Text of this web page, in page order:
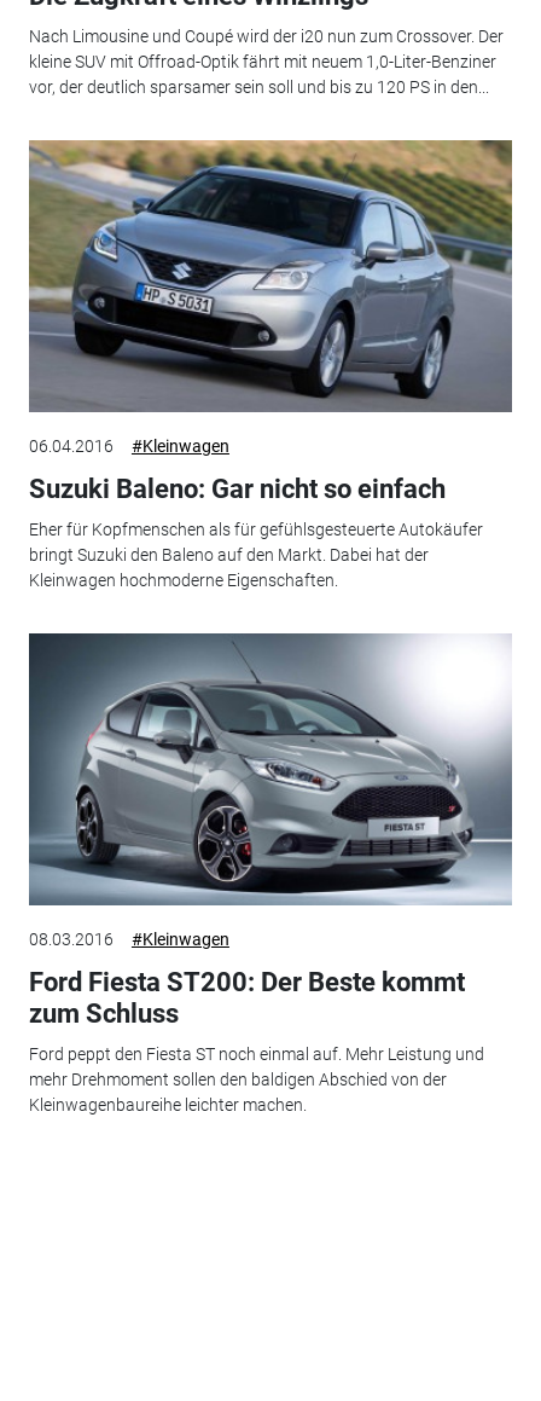
Nach Limousine und Coupé wird der i20 nun zum Crossover. Der
kleine SUV mit Offroad-Optik fährt mit neuem 1,0-Liter-Benziner
vor, der deutlich sparsamer sein soll und bis zu 120 PS in den...
06.04.2016 #Kleinwagen
Suzuki Baleno: Gar nicht so einfach
Eher für Kopfmenschen als für gefühlsgesteuerte Autokäufer
bringt Suzuki den Baleno auf den Markt. Dabei hat der
Kleinwagen hochmoderne Eigenschaften.
08.03.2016 #Kleinwagen
Ford Fiesta ST200: Der Beste kommt
zum Schluss
Ford peppt den Fiesta ST noch einmal auf. Mehr Leistung und
mehr Drehmoment sollen den baldigen Abschied von der
Kleinwagenbaureihe leichter machen.